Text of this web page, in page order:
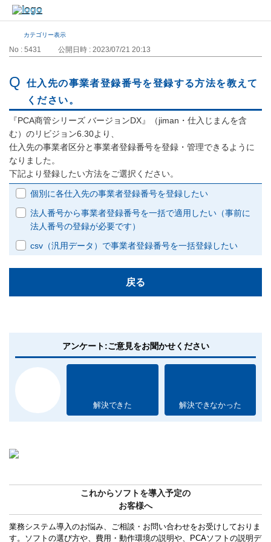
カテゴリー表示
No : 5431 公開日時 : 2023/07/21 20:13
仕入先の事業者登録番号を登録する方法を教えて
ください。
『PCA商管シリーズ バージョンDX』（jiman・仕入じまんを含
む）のリビジョン6.30より、
仕入先の事業者区分と事業者登録番号を登録・管理できるように
なりました。
下記より登録したい方法をご選択ください。
個別に各仕入先の事業者登録番号を登録したい
法人番号から事業者登録番号を一括で適用したい（事前に
法人番号の登録が必要です）
csv（汎用データ）で事業者登録番号を一括登録したい
戻る
アンケート:ご意見をお聞かせください
解決できた 解決できなかった
これからソフトを導入予定の
お客様へ
業務システム導入のお悩み、ご相談・お問い合わせをお受けしておりま
す。ソフトの選び方や、費用・動作環境の説明や、PCAソフトの説明デ